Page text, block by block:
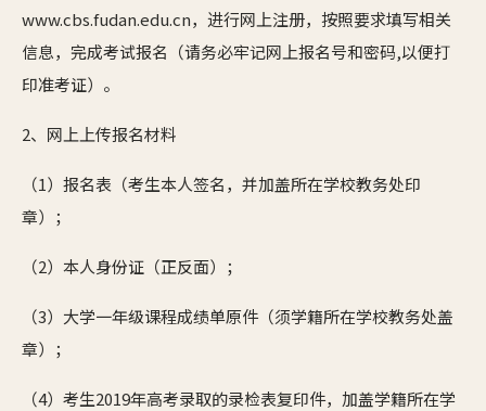
www.cbs.fudan.edu.cn，进行网上注册，按照要求填写相关
信息，完成考试报名（请务必牢记网上报名号和密码,以便打
印准考证）。
2、网上上传报名材料
（1）报名表（考生本人签名，并加盖所在学校教务处印
章）；
（2）本人身份证（正反面）；
（3）大学一年级课程成绩单原件（须学籍所在学校教务处盖
章）；
（4）考生2019年高考录取的录检表复印件，加盖学籍所在学